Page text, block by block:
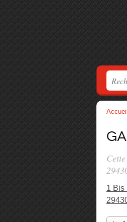
Accueil
1 Bis